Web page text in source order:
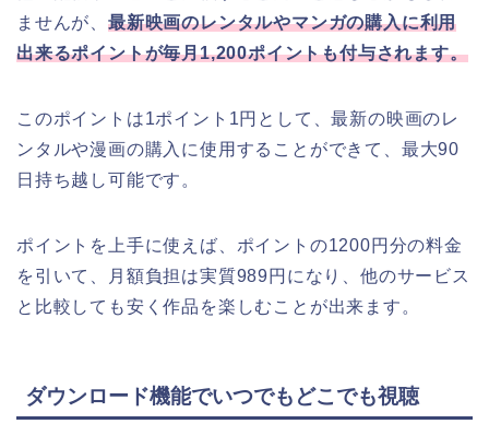
ませんが、 最新映画のレンタルやマンガの購⼊に利用
出来るポイントが毎月1,200ポイントも付与されます。
このポイントは1ポイント1円として、最新の映画のレ
ンタルや漫画の購入に使用することができて、最大90
日持ち越し可能です。
ポイントを上手に使えば、ポイントの1200円分の料金
を引いて、月額負担は実質989円になり、他のサービス
と比較しても安く作品を楽しむことが出来ます。
ダウンロード機能でいつでもどこでも視聴